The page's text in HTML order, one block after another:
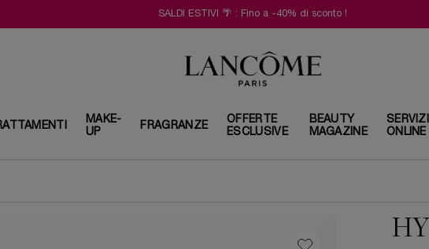
SALDI ESTIVI 🌴 : Fino a -40% di sconto !
MAKE-
UP
FRAGRANZE
OFFERTE
ESCLUSIVE
BEAUTY
MAGAZINE
SERVIZI
ONLINE